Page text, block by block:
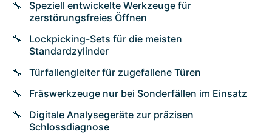
Speziell entwickelte Werkzeuge für
zerstörungsfreies Öffnen
Lockpicking-Sets für die meisten
Standardzylinder
Türfallengleiter für zugefallene Türen
Fräswerkzeuge nur bei Sonderfällen im Einsatz
Digitale Analysegeräte zur präzisen
Schlossdiagnose